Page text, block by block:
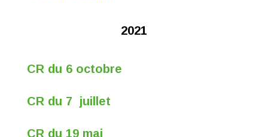
2021
CR du 6 octobre
CR du 7 juillet
CR du 19 mai